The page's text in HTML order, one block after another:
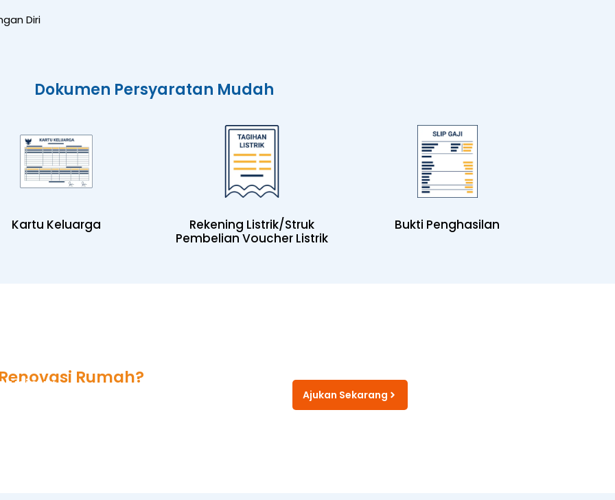
Diri
Dokumen Persyaratan Mudah
Kartu Keluarga
Rekening Listrik/Struk
Pembelian Voucher Listrik
Bukti Penghasilan
Renovasi Rumah?
Ajukan Sekarang